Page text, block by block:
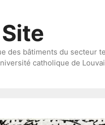
des bâtiments du
catholique de